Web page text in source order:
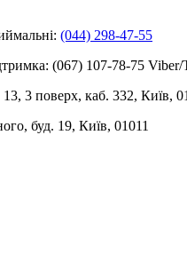
(044) 298-47-55
(067) 107-78-75 Viber/
3 поверх, каб. 332, Київ,
буд. 19, Київ, 01011